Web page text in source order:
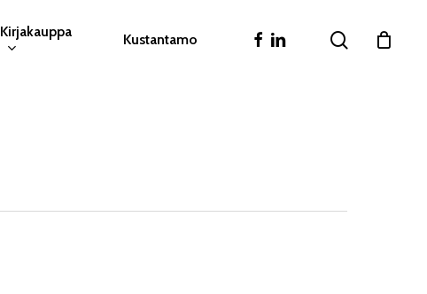
Kirjakauppa Kustantamo facebook
linkedin search